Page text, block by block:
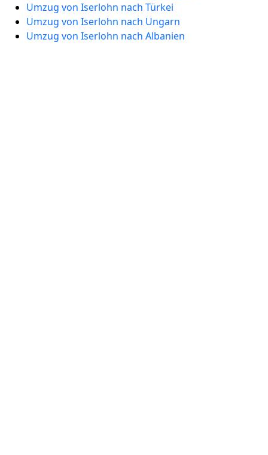
Umzug von Iserlohn nach Türkei
Umzug von Iserlohn nach Ungarn
Umzug von Iserlohn nach Albanien